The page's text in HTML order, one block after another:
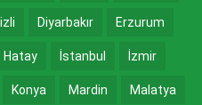
Diyarbakır Erzurum
Hatay İstanbul İzmir
Konya Mardin Malatya